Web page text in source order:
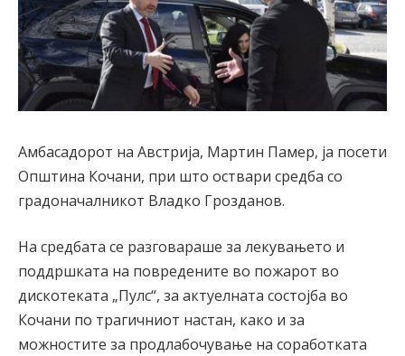
Амбасадорот на Австрија, Мартин Памер, ја посети
Општина Кочани, при што оствари средба со
градоначалникот Владко Грозданов.
На средбата се разговараше за лекувањето и
поддршката на повредените во пожарот во
дискотеката „Пулс“, за актуелната состојба во
Кочани по трагичниот настан, како и за
можностите за продлабочување на соработката